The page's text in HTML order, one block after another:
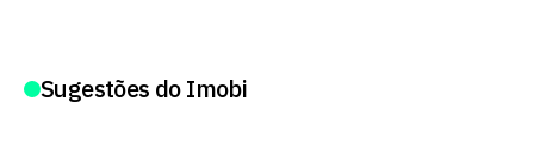
Sugestões do Imobi